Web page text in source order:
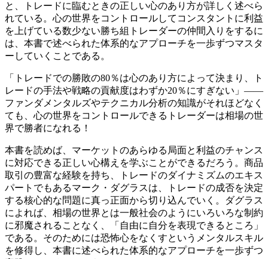
と、トレードに臨むときの正しい心のあり方が詳しく述べら
れている。心の世界をコントロールしてコンスタントに利益
を上げている数少ない勝ち組トレーダーの仲間入りをするに
は、本書で述べられた体系的なアプローチを一歩ずつマスタ
ーしていくことである。
「トレードでの勝敗の80％は心のあり方によって決まり、ト
レードの手法や戦略の貢献度はわずか20％にすぎない」――
ファンダメンタルズやテクニカル分析の知識がそれほどなく
ても、心の世界をコントロールできるトレーダーは相場の世
界で勝者になれる！
本書を読めば、マーケットのあらゆる局面と利益のチャンス
に対応できる正しい心構えを学ぶことができるだろう。商品
取引の豊富な経験を持ち、トレードのダイナミズムのエキス
パートでもあるマーク・ダグラスは、トレードの成否を決定
する核心的な問題に真っ正面から切り込んでいく。ダグラス
によれば、相場の世界とは一般社会のようにいろいろな制約
に邪魔されることなく、「自由に自分を表現できるところ」
である。そのためには恐怖心をなくすというメンタルスキル
を修得し、本書に述べられた体系的なアプローチを一歩ずつ